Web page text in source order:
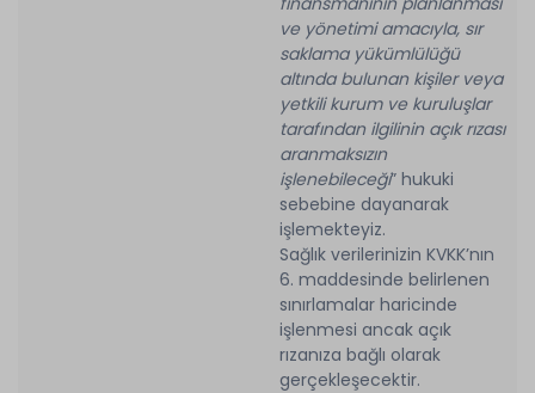
ve yönetimi amacıyla, sır
saklama yükümlülüğü
altında bulunan kişiler veya
yetkili kurum ve kuruluşlar
tarafından ilgilinin açık rızası
aranmaksızın
işlenebileceği” hukuki
sebebine dayanarak
işlemekteyiz.
Sağlık verilerinizin KVKK’nın
6. maddesinde belirlenen
sınırlamalar haricinde
işlenmesi ancak açık
rızanıza bağlı olarak
gerçekleşecektir.